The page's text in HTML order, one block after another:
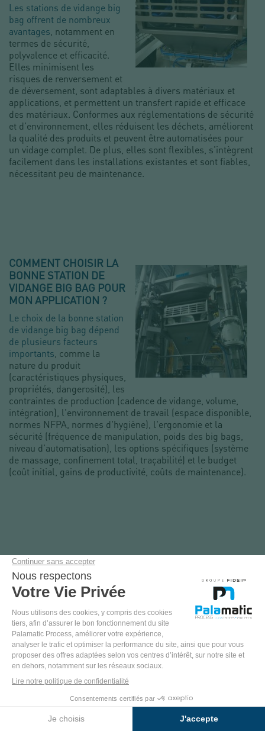
Les stations de vidange big
bag offrent de nombreux
avantages , notamment en
termes de sécurité,
polyvalence et efficacité.
Elles minimisent les
risques de renversement et
de déversement, sont adaptables à divers matériaux et
applications, et permettent un transfert rapide et efficace
des matériaux. Conformes aux réglementations de sécurité
et d'environnement, elles réduisent les déchets, améliorent
la qualité des produits et peuvent être automatisées pour
un vidage complet. De plus, elles sont flexibles, s'intègrent
facilement dans les installations existantes et sont fiables,
nécessitant peu de maintenance.
COMMENT CHOISIR LA
BONNE STATION DE
VIDANGE BIG BAG POUR
MON APPLICATION ?
Le choix de la bonne station
de vidange big bag dépend
de plusieurs facteurs
importants , comme la
nature du produit
(caractéristiques physiques,
propriétés, dangerosité), les
contraintes de production (cadence de vidange, volume,
intégration), l'environnement de travail (espace disponible,
normes NFPA, normes d'hygiène), l'ergonomie et la
sécurité (fréquence de manipulation, poids des big bags,
niveau d'automatisation), les options spécifiques (système
de massage, confinement total, traçabilité) et le budget
(coût initial, gains de productivité, coûts de maintenance).
LES STATIONS DE
VIDANGE BIG BAG
SONT-ELLES
COMPATIBLES AVEC
LES ENVIRONNEMENTS
NFPA?
Les stations de vidange big
bag peuvent être
compatibles avec les
environnements NFPA
(atmosphères explosives)
grâce à une conception et des équipements appropriés. Les
dispositifs de sécurité tels que la mise à la terre, des